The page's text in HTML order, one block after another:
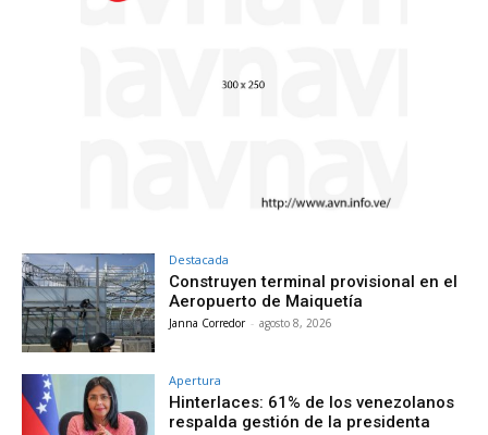
Destacada
Construyen terminal provisional en el
Aeropuerto de Maiquetía
Janna Corredor - agosto 8, 2026
Apertura
Hinterlaces: 61% de los venezolanos
respalda gestión de la presidenta